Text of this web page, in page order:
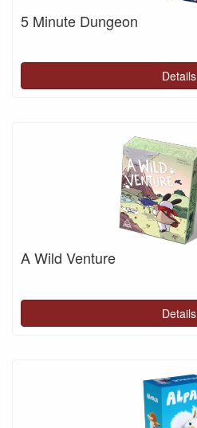
5 Minute Dungeon
Details
A Wild Venture
Details